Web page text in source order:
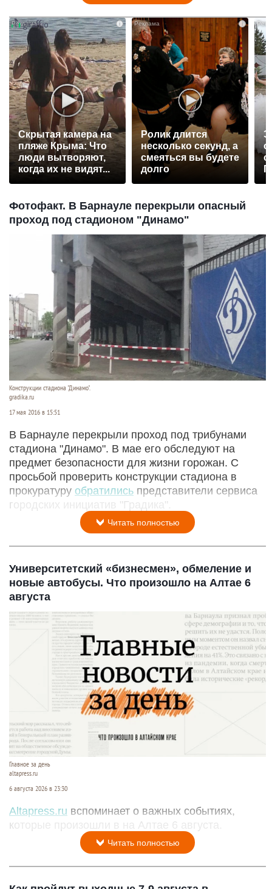
i
Скрытая камера на
пляже Крыма: Что
люди вытворяют,
когда их не видят...
Ролик длится
несколько секунд, а
смеяться вы будете
долго
Фотофакт. В Барнауле перекрыли опасный
проход под стадионом "Динамо"
Конструкции стадиона "Динамо".
gradika.ru
17 мая 2016 в 15:51
В Барнауле перекрыли проход под трибунами
стадиона "Динамо". В мае его обследуют на
предмет безопасности для жизни горожан. С
просьбой проверить конструкции стадиона в
прокуратуру обратились представители сервиса
городских инициатив "Градика".
Читать полностью
Университетский «бизнесмен», обмеление и
новые автобусы. Что произошло на Алтае 6
августа
Главное за день
altapress.ru
6 августа 2026 в 23:30
Altapress.ru вспоминает о важных событиях,
которые произошли в на Алтае 6 августа.
Читать полностью